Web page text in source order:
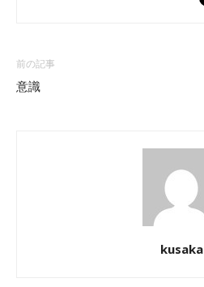
前の記事
意識
kusaka